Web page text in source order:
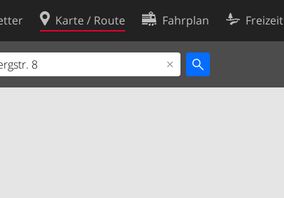
Karte / Route Fahrplan Freizeit
Cookie-Richtlinie
Cookie-Einstellungen